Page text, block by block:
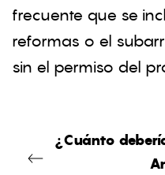
frecuente que se
reformas o el
sin el permiso del
¿Cuánto